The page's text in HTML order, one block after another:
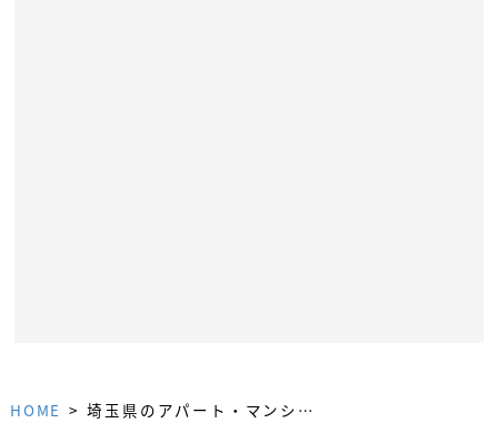
HOME > 埼玉県のアパート・マンション賃貸事情